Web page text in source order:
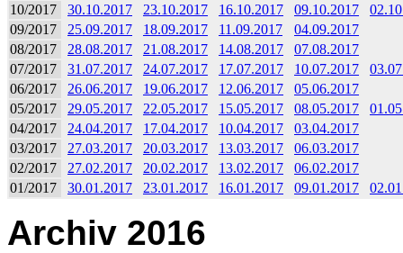
10/2017
30.10.2017 23.10.2017 16.10.2017 09.10.2017
09/2017
25.09.2017 18.09.2017 11.09.2017
04.09.2017
08/2017
28.08.2017 21.08.2017 14.08.2017
07.08.2017
07/2017
31.07.2017 24.07.2017 17.07.2017 10.07.2017
06/2017
26.06.2017 19.06.2017 12.06.2017
05.06.2017
05/2017
29.05.2017 22.05.2017 15.05.2017 08.05.2017
04/2017
24.04.2017 17.04.2017 10.04.2017
03.04.2017
03/2017
27.03.2017 20.03.2017 13.03.2017
06.03.2017
02/2017
27.02.2017 20.02.2017 13.02.2017
06.02.2017
01/2017
30.01.2017 23.01.2017 16.01.2017 09.01.2017
Archiv 2016